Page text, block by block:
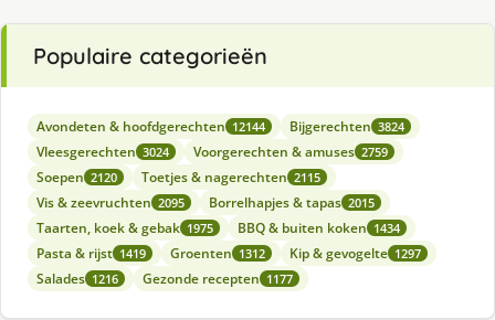
Populaire categorieën
Avondeten & hoofdgerechten 12144 Bijgerechten 3824
Vleesgerechten 3024 Voorgerechten & amuses 2759
Soepen 2120 Toetjes & nagerechten 2115
Vis & zeevruchten 2095 Borrelhapjes & tapas 2015
Taarten, koek & gebak 1975 BBQ & buiten koken 1434
Pasta & rijst 1419 Groenten 1312 Kip & gevogelte 1297
Salades 1216 Gezonde recepten 1177